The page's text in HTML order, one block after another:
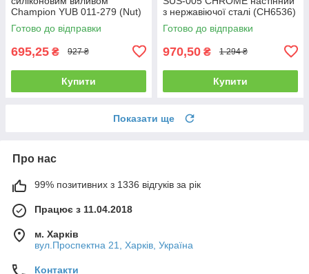
Champion YUB 011-279 (Nut)
Refl.Grey (MI6425)
Готово до відправки
695,25 ₴ 927 ₴
Купити
з нержавіючої сталі (CH6536)
Готово до відправки
970,50 ₴ 1 294 ₴
Купити
Показати ще
Про нас
99% позитивних з 1336 відгуків за рік
Працює з 11.04.2018
м. Харків
вул.Проспектна 21, Харків, Україна
Контакти